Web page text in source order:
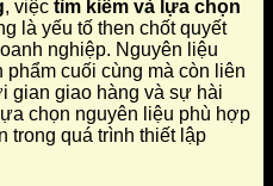
, việc tìm kiếm và lựa chọn
là yếu tố then chốt quyết
nghiệp. Nguyên liệu
cuối cùng mà còn liên
gian giao hàng và sự hài
chọn nguyên liệu phù hợp
trong quá trình thiết lập